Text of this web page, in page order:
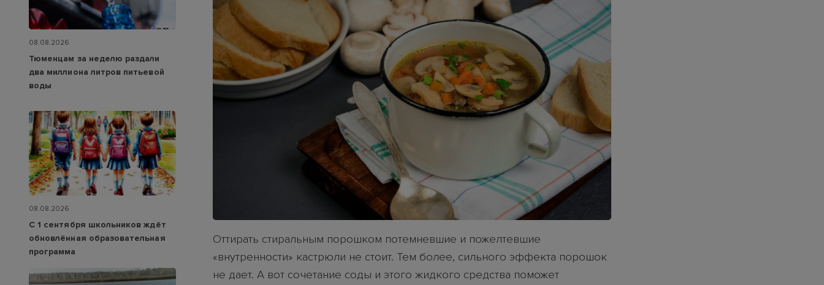
Оттирать стиральным порошком потемневшие и пожелтевшие
«внутренности» кастрюли не стоит. Тем более, сильного эффекта порошок
не дает. А вот сочетание соды и этого жидкого средства поможет
08.08.2026
Тюменцам за неделю раздали
два миллиона литров питьевой
воды
08.08.2026
С 1 сентября школьников ждёт
обновлённая образовательная
программа